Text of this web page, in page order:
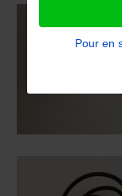
Pour en